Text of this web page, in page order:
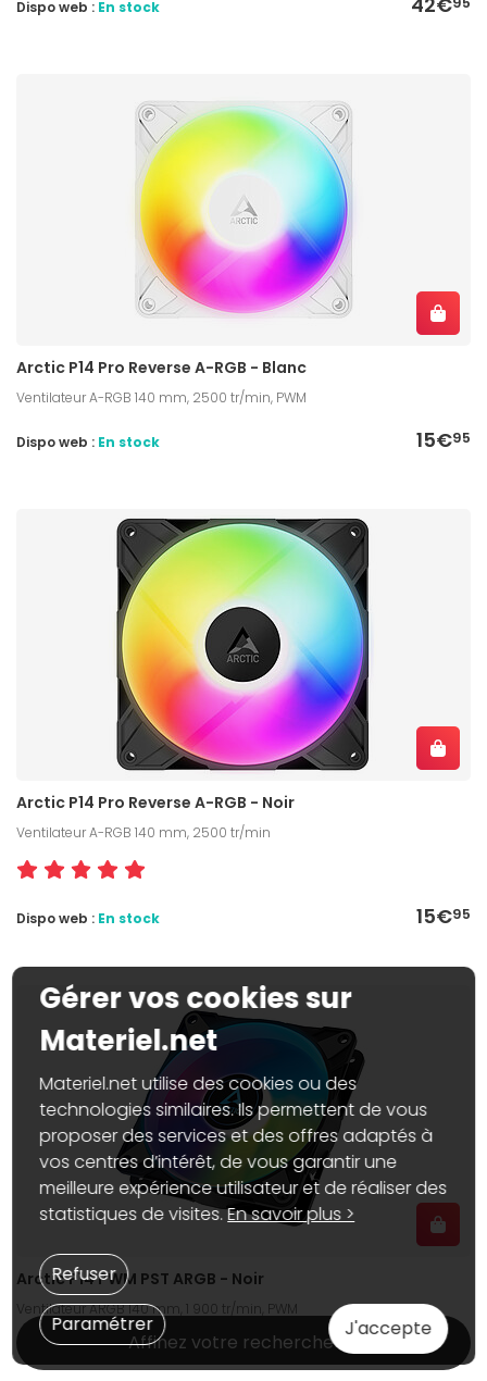
Dispo web : En stock
Arctic P14 Pro Reverse A-RGB - Blanc
Ventilateur A-RGB 140 mm, 2500 tr/min, PWM
15€95
Dispo web : En stock
Arctic P14 Pro Reverse A-RGB - Noir
Ventilateur A-RGB 140 mm, 2500 tr/min
15€95
Dispo web : En stock
Arctic P14 PWM PST ARGB - Noir
Ventilateur ARGB 140 mm, 1 900 tr/min, PWM
Affinez votre recherche
Gérer vos cookies sur
Materiel.net
Materiel.net utilise des cookies ou des
technologies similaires. Ils permettent de vous
proposer des services et des offres adaptés à
vos centres d’intérêt, de vous garantir une
meilleure expérience utilisateur et de réaliser des
statistiques de visites.En savoir plus >
J'accepte
Paramétrer
Refuser